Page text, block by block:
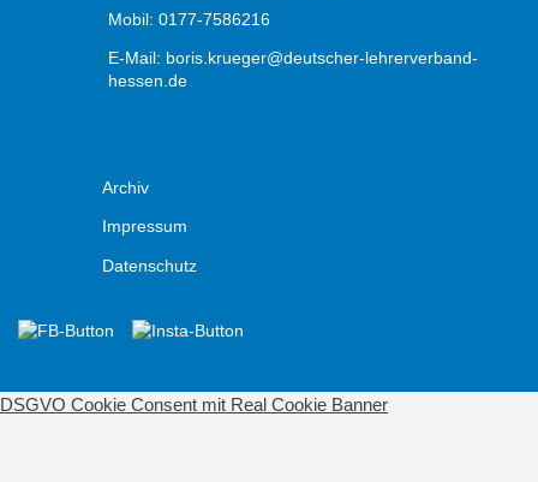
Mobil: 0177-7586216
E-Mail: boris.krueger@deutscher-lehrerverband-
hessen.de
Archiv
Impressum
Datenschutz
DSGVO Cookie Consent mit Real Cookie Banner